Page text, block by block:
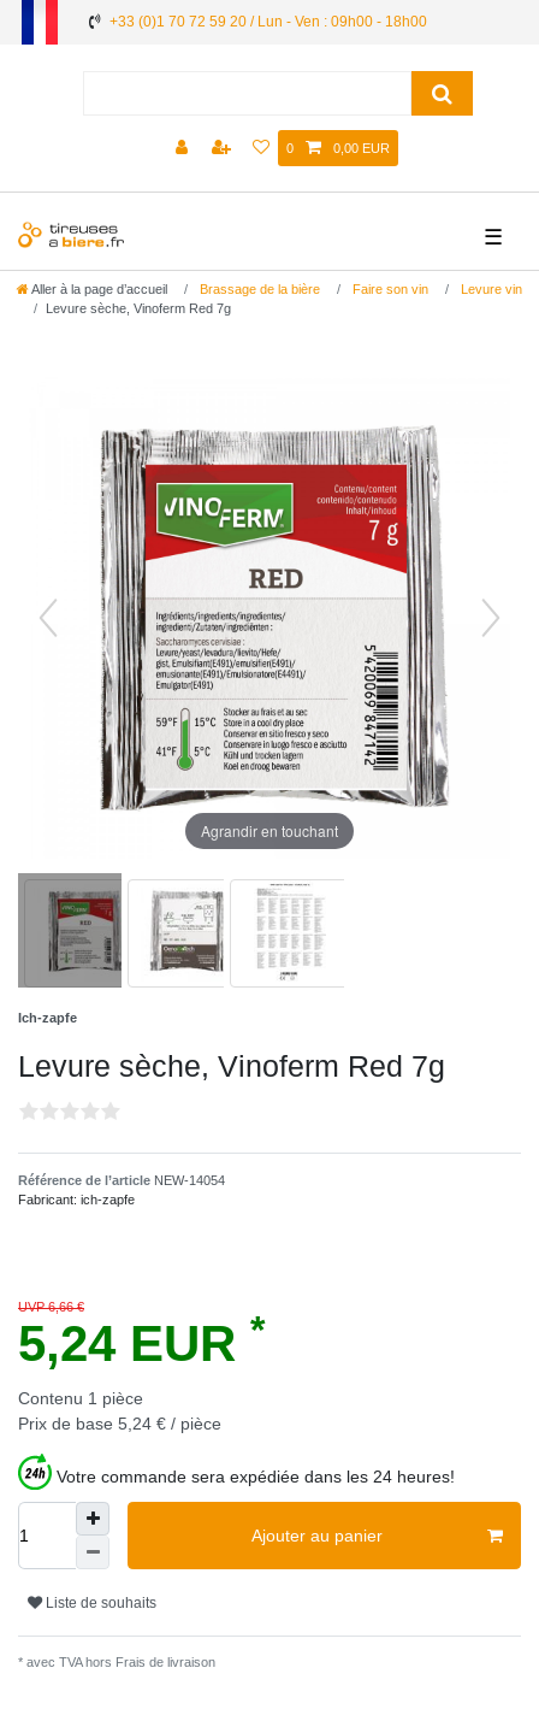
+33 (0)1 70 72 59 20 / Lun - Ven : 09h00 - 18h00
0 0,00 EUR
☰
Aller à la page d’accueil Brassage de la bière Faire son vin
Levure vin
Levure sèche, Vinoferm Red 7g
Agrandir en touchant
Ich-zapfe
Levure sèche, Vinoferm Red 7g
Référence de l’article NEW-14054
Fabricant: ich-zapfe
UVP 6,66 €
5,24 EUR *
Contenu 1 pièce
Prix de base 5,24 € / pièce
Votre commande sera expédiée dans les 24 heures!
Ajouter au panier
Liste de souhaits
* avec TVA hors Frais de livraison